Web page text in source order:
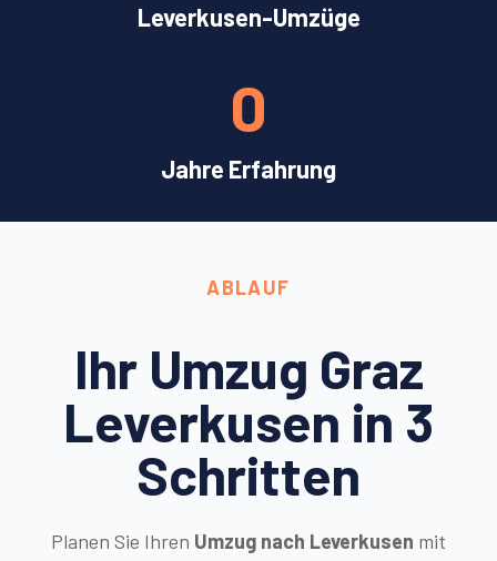
Leverkusen-Umzüge
Jahre Erfahrung
0
ABLAUF
Ihr Umzug Graz
Leverkusen in 3
Schritten
Planen Sie Ihren Umzug nach Leverkusen mit